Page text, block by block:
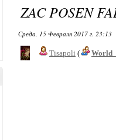
ZAC POSEN
Среда, 15 Февраля 2017 г. 23:13
Tisapoli (